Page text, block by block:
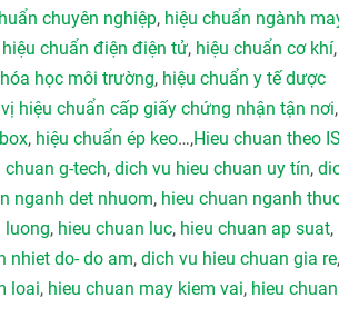
chuyên nghiệp, hiệu chuẩn ngành
hiệu chuẩn điện điện tử, hiệu chuẩn cơ khí
học môi trường, hiệu chuẩn y tế dược
hiệu chuẩn cấp giấy chứng nhận tận nơi
, hiệu chuẩn ép keo…,Hieu chuan theo
chuan g-tech, dich vu hieu chuan uy tín,
nganh det nhuom, hieu chuan nganh
luong, hieu chuan luc, hieu chuan ap suat,
nhiet do- do am, dich vu hieu chuan gia re
loai, hieu chuan may kiem vai, hieu chuan